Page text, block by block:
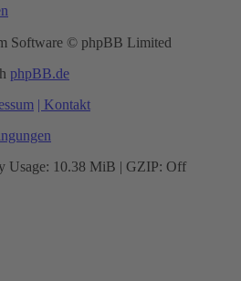
Software © phpBB Limited
phpBB.de
| Kontakt
Usage: 10.38 MiB | GZIP: Off